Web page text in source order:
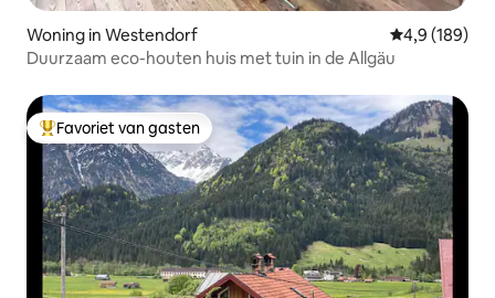
Woning in Westendorf Gemiddelde
4,9 (189)
Duurzaam eco-houten huis met tuin in de Allgäu
Topfavoriet van gasten
Favoriet van gasten